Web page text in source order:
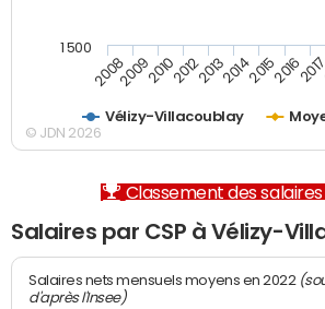
Vélizy-Villacoublay
20082009201020122013201420152016
1 500
© JDN 2026
Classement des
Salaires par CSP à Vélizy-
Salaires nets mensuels moyens en 2022
d'après l'Insee)